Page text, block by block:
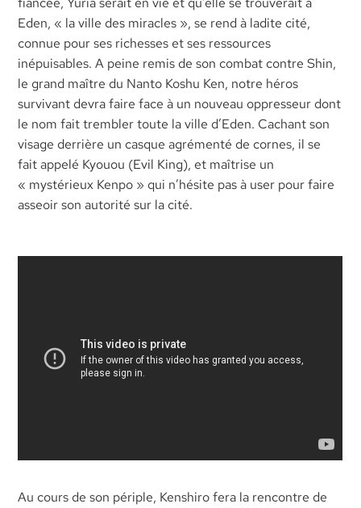
Eden, « la ville des miracles », se rend à ladite cité,
connue pour ses richesses et ses ressources
inépuisables. A peine remis de son combat contre Shin,
le grand maître du Nanto Koshu Ken, notre héros
survivant devra faire face à un nouveau oppresseur dont
le nom fait trembler toute la ville d’Eden. Cachant son
visage derrière un casque agrémenté de cornes, il se
fait appelé Kyouou (Evil King), et maîtrise un
« mystérieux Kenpo » qui n’hésite pas à user pour faire
asseoir son autorité sur la cité.
Au cours de son périple, Kenshiro fera la rencontre de